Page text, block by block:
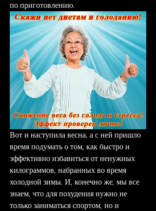
по приготовлению.
Вот и наступила весна, а с ней пришло
время подумать о том, как быстро и
эффективно избавиться от ненужных
килограммов, набранных во время
холодной зимы. И, конечно же, мы все
знаем, что для похудения нужно не
только заниматься спортом, но и